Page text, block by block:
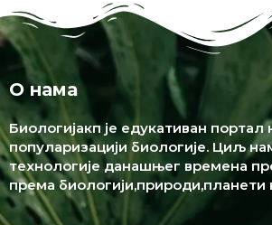
О нама
Биологијакп је едукативан
популаризацији биологије. Циљ
технологије данашњег времена
према биологији,природи,планети